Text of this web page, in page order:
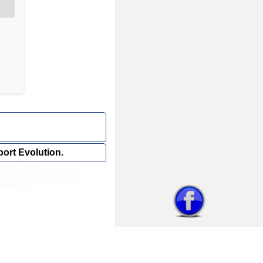
Evolution.